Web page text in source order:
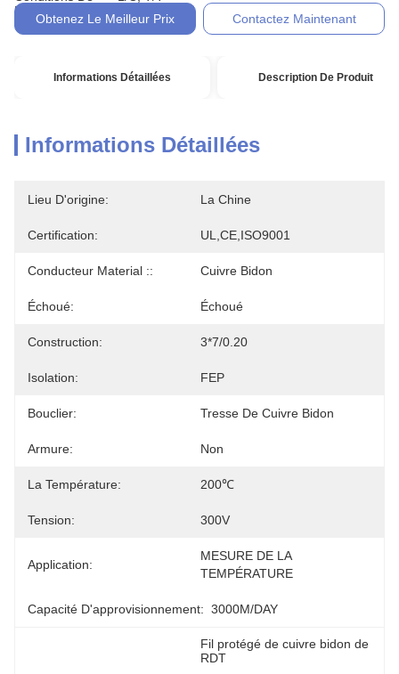
Paiement:
Obtenez Le Meilleur Prix
Contactez Maintenant
Informations Détaillées Description De Produit
Informations Détaillées
Lieu D'origine: La Chine
Certification: UL,CE,ISO9001
Conducteur Material :: Cuivre Bidon
Échoué: Échoué
Construction: 3*7/0.20
Isolation: FEP
Bouclier: Tresse De Cuivre Bidon
Armure: Non
La Température: 200℃
Tension: 300V
Application:
MESURE DE LA
TEMPÉRATURE
Capacité D'approvisionnement: 3000M/DAY
Fil protégé de cuivre bidon de
RDT